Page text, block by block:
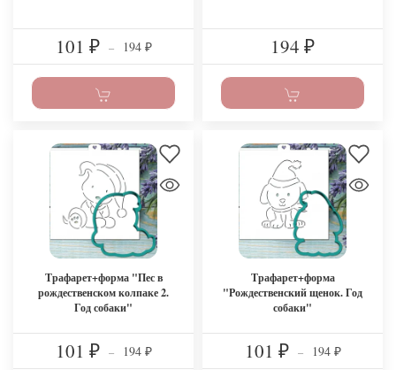
101 ₽ – 194 ₽ 194 ₽
Трафарет+форма "Пес в
рождественском колпаке 2.
Год собаки"
101 ₽ – 194 ₽
Трафарет+форма
"Рождественский щенок. Год
собаки"
101 ₽ – 194 ₽